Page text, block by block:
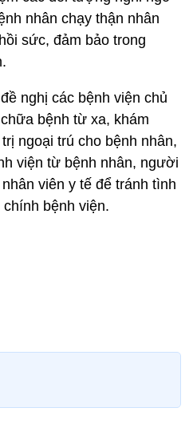
nhân chạy thận nhân
sức, đảm bảo trong
nghị các bệnh viện chủ
bệnh từ xa, khám
ngoại trú cho bệnh nhân,
viện từ bệnh nhân, người
viên y tế để tránh tình
bệnh viện.